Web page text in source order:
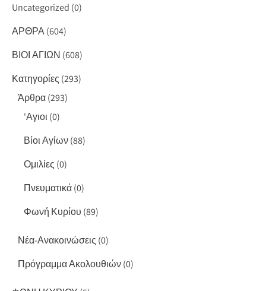
Uncategorized (0)
ΑΡΘΡΑ(604)
ΒΙΟΙ ΑΓΙΩΝ (608)
Κατηγορίες (293)
Άρθρα(293)
'Αγιοι (0)
Βίοι Αγίων(88)
Ομιλίες (0)
Πνευματικά(0)
Φωνή Κυρίου (89)
Νέα-Ανακοινώσεις (0)
Πρόγραμμα Ακολουθιών(0)